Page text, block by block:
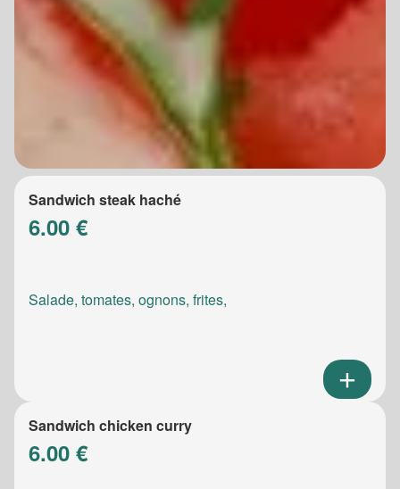
Sandwich steak haché
6.00 €
Salade, tomates, ognons, frites,
Sandwich chicken curry
6.00 €